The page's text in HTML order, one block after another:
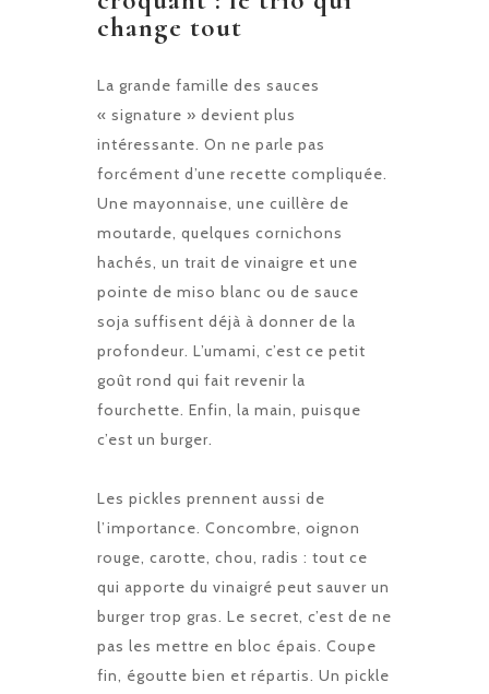
change tout
La grande famille des sauces
« signature » devient plus
intéressante. On ne parle pas
forcément d’une recette compliquée.
Une mayonnaise, une cuillère de
moutarde, quelques cornichons
hachés, un trait de vinaigre et une
pointe de miso blanc ou de sauce
soja suffisent déjà à donner de la
profondeur. L’umami, c’est ce petit
goût rond qui fait revenir la
fourchette. Enfin, la main, puisque
c’est un burger.
Les pickles prennent aussi de
l’importance. Concombre, oignon
rouge, carotte, chou, radis : tout ce
qui apporte du vinaigré peut sauver un
burger trop gras. Le secret, c’est de ne
pas les mettre en bloc épais. Coupe
fin, égoutte bien et répartis. Un pickle